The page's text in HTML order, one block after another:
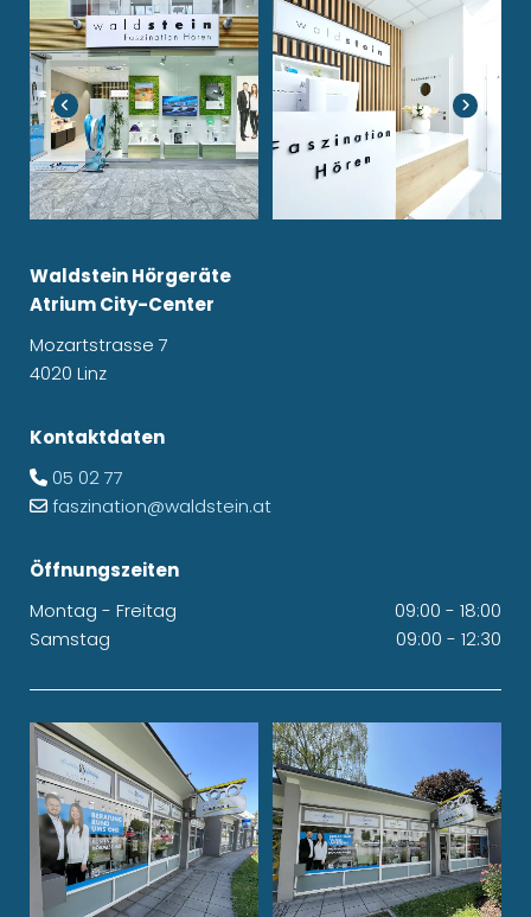
Waldstein Hörgeräte
Atrium City-Center
Mozartstrasse 7
4020 Linz
Kontaktdaten
 05 02 77
 faszination@waldstein.at
Öffnungszeiten
Montag - Freitag
09:00 - 18:00
Samstag
09:00 - 12:30